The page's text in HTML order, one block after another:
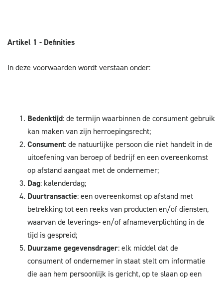
Artikel 1 - Definities
In deze voorwaarden wordt verstaan onder:
Bedenktijd: de termijn waarbinnen de consument gebruik
kan maken van zijn herroepingsrecht;
Consument: de natuurlijke persoon die niet handelt in de
uitoefening van beroep of bedrijf en een overeenkomst
op afstand aangaat met de ondernemer;
Dag: kalenderdag;
Duurtransactie: een overeenkomst op afstand met
betrekking tot een reeks van producten en/of diensten,
waarvan de leverings- en/of afnameverplichting in de
tijd is gespreid;
Duurzame gegevensdrager: elk middel dat de
consument of ondernemer in staat stelt om informatie
die aan hem persoonlijk is gericht, op te slaan op een